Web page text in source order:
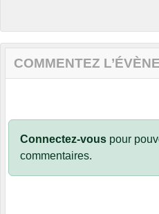
COMMENTEZ
Connectez-vous pour
commentaires.